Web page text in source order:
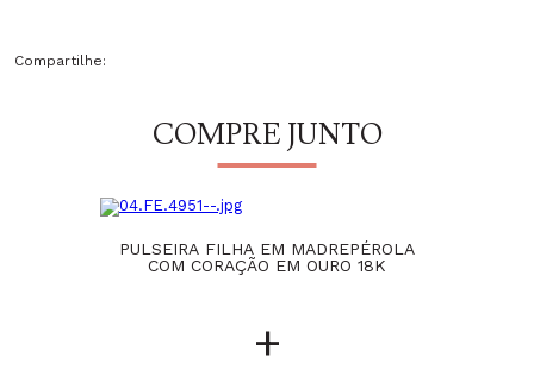
Compartilhe:
COMPRE JUNTO
PULSEIRA FILHA EM MADREPÉROLA
COM CORAÇÃO EM OURO 18K
+